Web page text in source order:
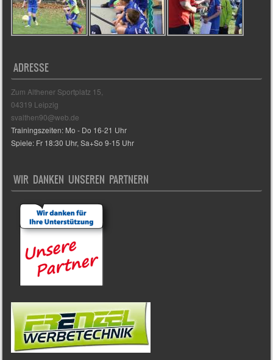
ADRESSE
Zum Althener Sportplatz 15,
04319 Leipzig
svalthen90@web.de
Trainingszeiten: Mo - Do 16-21 Uhr
Spiele: Fr 18:30 Uhr, Sa+So 9-15 Uhr
WIR DANKEN UNSEREN PARTNERN